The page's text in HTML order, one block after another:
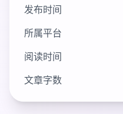
发布时间
所属平台
阅读时间
文章字数